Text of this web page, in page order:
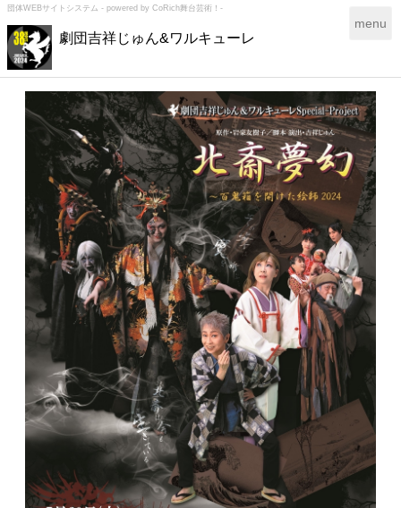
団体WEBサイトシステム - powered by CoRich舞台芸術！-
劇団吉祥じゅん&ワルキューレ
T
g
l
e
n
a
v
g
a
t
i
o
n
menu